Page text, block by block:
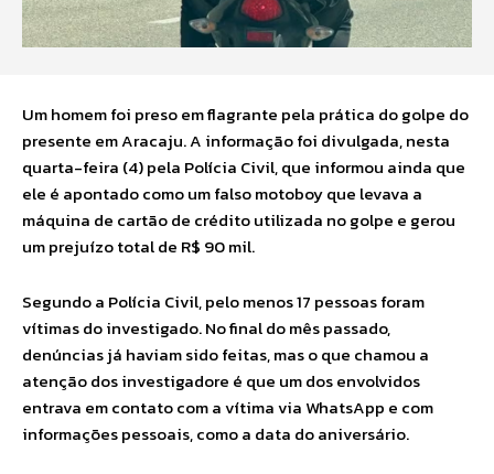
Um homem foi preso em flagrante pela prática do golpe do
presente em Aracaju. A informação foi divulgada, nesta
quarta-feira (4) pela Polícia Civil, que informou ainda que
ele é apontado como um falso motoboy que levava a
máquina de cartão de crédito utilizada no golpe e gerou
um prejuízo total de R$ 90 mil.
Segundo a Polícia Civil, pelo menos 17 pessoas foram
vítimas do investigado. No final do mês passado,
denúncias já haviam sido feitas, mas o que chamou a
atenção dos investigadore é que um dos envolvidos
entrava em contato com a vítima via WhatsApp e com
informações pessoais, como a data do aniversário.